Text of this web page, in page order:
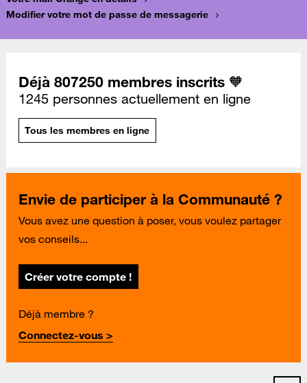
Modifier votre mot de passe de messagerie
Déjà 807250 membres inscrits 🧡
1245 personnes actuellement en ligne
Tous les membres en ligne
Envie de participer à la Communauté ?
Vous avez une question à poser, vous voulez partager
vos conseils...
Créer votre compte !
Déjà membre ?
Connectez-vous >